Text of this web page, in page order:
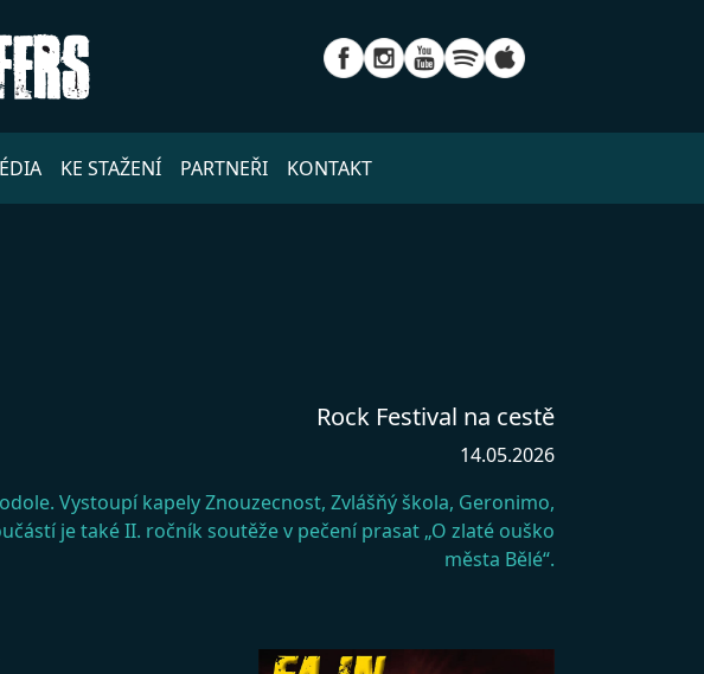
KE STAŽENÍ PARTNEŘI KONTAKT
Rock Festival na cestě
14.05.2026
Vystoupí kapely Znouzecnost, Zvlášňý škola, Geronimo,
je také II. ročník soutěže v pečení prasat „O zlaté ouško
města Bělé“.